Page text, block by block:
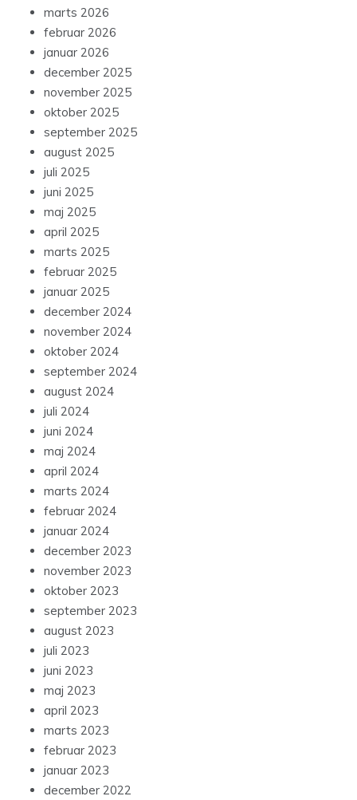
marts 2026
februar 2026
januar 2026
december 2025
november 2025
oktober 2025
september 2025
august 2025
juli 2025
juni 2025
maj 2025
april 2025
marts 2025
februar 2025
januar 2025
december 2024
november 2024
oktober 2024
september 2024
august 2024
juli 2024
juni 2024
maj 2024
april 2024
marts 2024
februar 2024
januar 2024
december 2023
november 2023
oktober 2023
september 2023
august 2023
juli 2023
juni 2023
maj 2023
april 2023
marts 2023
februar 2023
januar 2023
december 2022